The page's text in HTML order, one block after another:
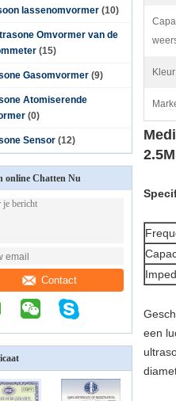
lassenomvormer (10)
Omvormer van de
(15)
Gasomvormer (9)
Atomiserende
(0)
Sensor (12)
online Chatten Nu
Contact
een